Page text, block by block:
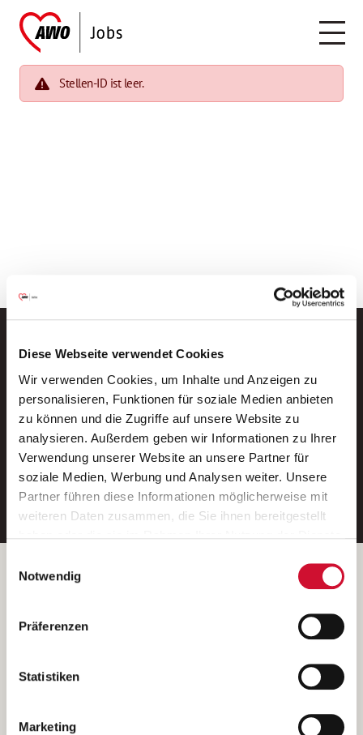
Diese Webseite verwendet Cookies
Wir verwenden Cookies, um Inhalte und Anzeigen zu
personalisieren, Funktionen für soziale Medien anbieten
zu können und die Zugriffe auf unsere Website zu
analysieren. Außerdem geben wir Informationen zu Ihrer
Verwendung unserer Website an unsere Partner für
soziale Medien, Werbung und Analysen weiter. Unsere
Partner führen diese Informationen möglicherweise mit
weiteren Daten zusammen, die Sie ihnen bereitgestellt
Wenn Sie auf „Cookies zulassen“ klicken, so stimmen
Sie der Speicherung sämtlicher Cookies zu. Sie können
Ihre Einwilligung selbstverständlich jederzeit widerrufen,
indem Sie die Cookie-Einstellungen aufrufen und diese
unsererDatenschutzerklärung
Notwendig
Präferenzen
Statistiken
Marketing
Stellen-ID ist leer.
Neue Stellen per E-Mail.
Ein kostenloser Service von AWO
Jobs.
E-Mail-Adresse eintragen
Betreiber der Webseite
Kantstraße 45a
(Ein Tochterunternehmen des AWO Bezirksverbandes Unterfranken
e.V.)